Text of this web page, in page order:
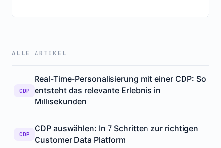
ALLE ARTIKEL
CDP
Real-Time-Personalisierung mit einer CDP: So
entsteht das relevante Erlebnis in
Millisekunden
CDP
CDP auswählen: In 7 Schritten zur richtigen
Customer Data Platform